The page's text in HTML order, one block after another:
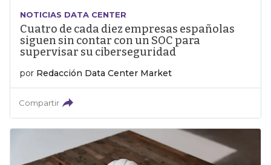
NOTICIAS DATA CENTER
Cuatro de cada diez empresas españolas
siguen sin contar con un SOC para
supervisar su ciberseguridad
por Redacción Data Center Market
Compartir